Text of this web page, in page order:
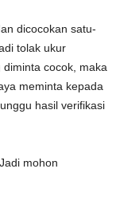
dicocokan satu-
tolak ukur
cocok, maka
meminta kepada
hasil verifikasi
mohon